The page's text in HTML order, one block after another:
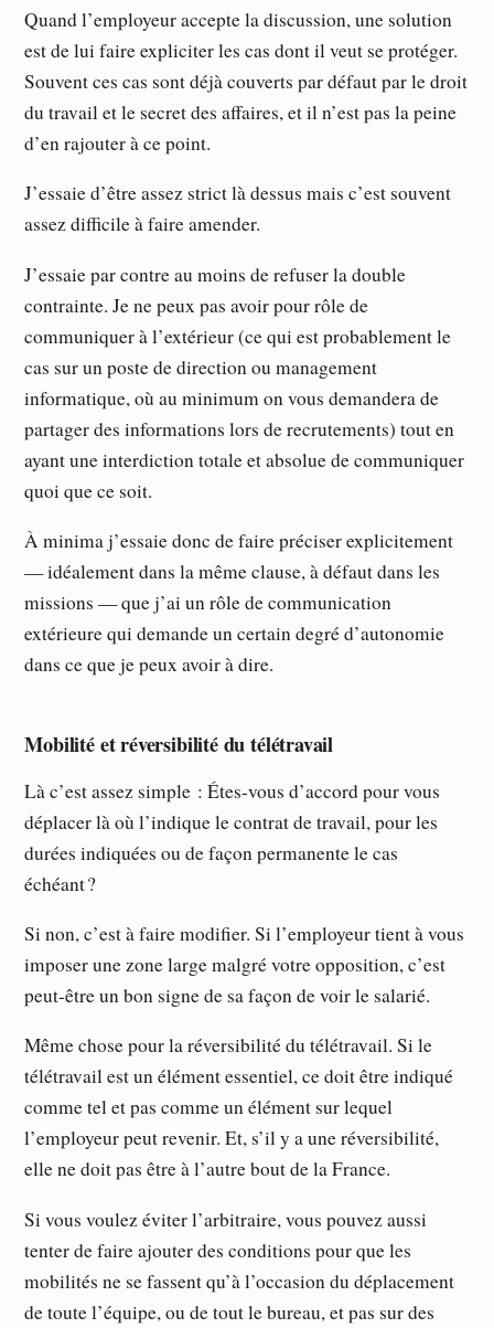
Quand l’employeur accepte la discussion, une solution
est de lui faire expliciter les cas dont il veut se protéger.
Souvent ces cas sont déjà couverts par défaut par le droit
du travail et le secret des affaires, et il n’est pas la peine
d’en rajouter à ce point.
J’essaie d’être assez strict là dessus mais c’est souvent
assez difficile à faire amender.
J’essaie par contre au moins de refuser la double
contrainte. Je ne peux pas avoir pour rôle de
communiquer à l’extérieur (ce qui est probablement le
cas sur un poste de direction ou management
informatique, où au minimum on vous demandera de
partager des informations lors de recrutements) tout en
ayant une interdiction totale et absolue de communiquer
quoi que ce soit.
À minima j’essaie donc de faire préciser explicitement
— idéalement dans la même clause, à défaut dans les
missions — que j’ai un rôle de communication
extérieure qui demande un certain degré d’autonomie
dans ce que je peux avoir à dire.
Mobilité et réversibilité du télétravail
Là c’est assez simple : Étes-vous d’accord pour vous
déplacer là où l’indique le contrat de travail, pour les
durées indiquées ou de façon permanente le cas
échéant ?
Si non, c’est à faire modifier. Si l’employeur tient à vous
imposer une zone large malgré votre opposition, c’est
peut-être un bon signe de sa façon de voir le salarié.
Même chose pour la réversibilité du télétravail. Si le
télétravail est un élément essentiel, ce doit être indiqué
comme tel et pas comme un élément sur lequel
l’employeur peut revenir. Et, s’il y a une réversibilité,
elle ne doit pas être à l’autre bout de la France.
Si vous voulez éviter l’arbitraire, vous pouvez aussi
tenter de faire ajouter des conditions pour que les
mobilités ne se fassent qu’à l’occasion du déplacement
de toute l’équipe, ou de tout le bureau, et pas sur des